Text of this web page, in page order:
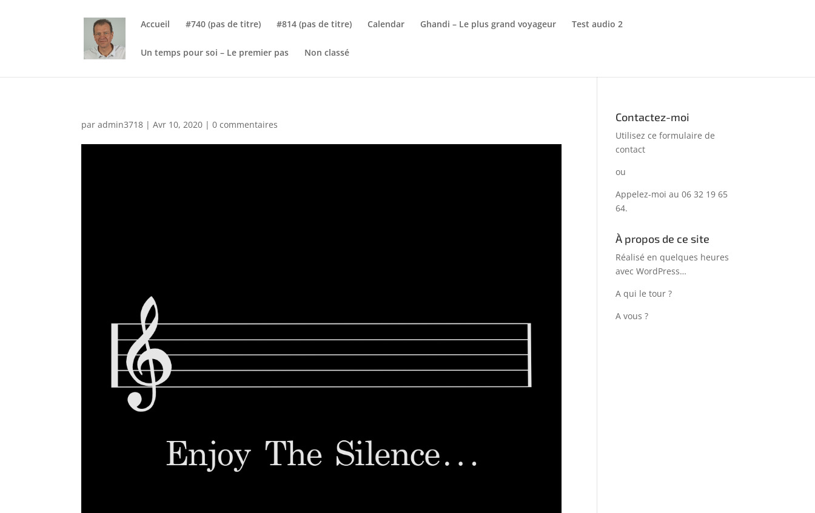
Accueil #740 (pas de titre) #814 (pas de titre) Calendar Ghandi – Le plus grand voyageur Test audio 2
Un temps pour soi – Le premier pas Non classé
paradmin3718 |Avr 10, 2020 |0 commentaires
Contactez-moi
Utilisez ce formulaire de
contact
ou
Appelez-moi au 06 32 19 65
64.
À propos de ce site
Réalisé en quelques heures
avec WordPress…
A qui le tour ?
A vous ?